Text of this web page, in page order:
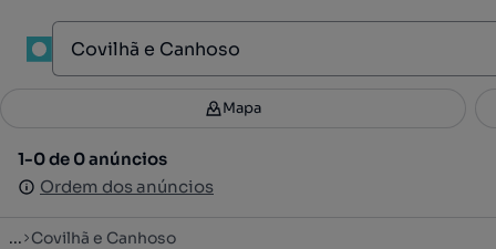
Filtros 3
1-0 de 0 anúncios
Ordem dos anúncios
Mapa
1-0 de 0 anúncios
Ordem dos anúncios
... Covilhã e Canhoso